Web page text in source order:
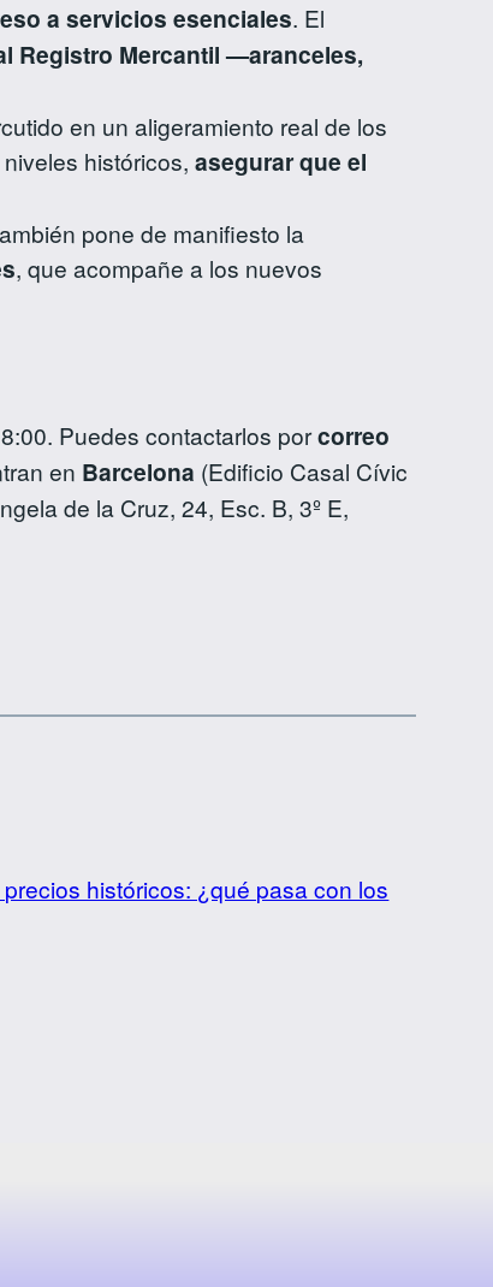
a servicios esenciales. El
Registro Mercantil —aranceles,
en un aligeramiento real de los
históricos, asegurar que el
pone de manifiesto la
, que acompañe a los nuevos
Puedes contactarlos porcorreo
en Barcelona (Edificio Casal Cívic
de la Cruz, 24, Esc. B, 3º E,
históricos: ¿qué pasa con los